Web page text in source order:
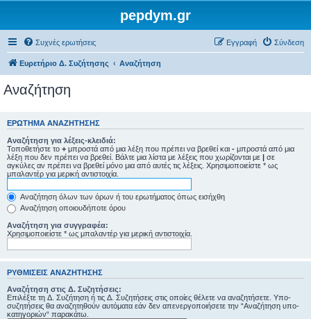
pepdym.gr
Συχνές ερωτήσεις Σύνδεση
Εγγραφή
Ευρετήριο Δ. Συζήτησης Αναζήτηση
Αναζήτηση
ΕΡΏΤΗΜΑ ΑΝΑΖΉΤΗΣΗΣ
Αναζήτηση για λέξεις-κλειδιά:
Τοποθετήστε το + μπροστά από μια λέξη που πρέπει να βρεθεί και - μπροστά από μια
λέξη που δεν πρέπει να βρεθεί. Βάλτε μια λίστα με λέξεις που χωρίζονται με | σε
αγκύλες αν πρέπει να βρεθεί μόνο μια από αυτές τις λέξεις. Χρησιμοποιείστε * ως
μπαλαντέρ για μερική αντιστοιχία.
Αναζήτηση όλων των όρων ή του ερωτήματος όπως εισήχθη
Αναζήτηση οποιουδήποτε όρου
Αναζήτηση για συγγραφέα:
Χρησιμοποιείστε * ως μπαλαντέρ για μερική αντιστοιχία.
ΡΥΘΜΊΣΕΙΣ ΑΝΑΖΉΤΗΣΗΣ
Αναζήτηση στις Δ. Συζητήσεις:
Επιλέξτε τη Δ. Συζήτηση ή τις Δ. Συζητήσεις στις οποίες θέλετε να αναζητήσετε. Υπο-
συζητήσεις θα αναζητηθούν αυτόματα εάν δεν απενεργοποιήσετε την “Αναζήτηση υπο-
κατηγοριών“ παρακάτω.